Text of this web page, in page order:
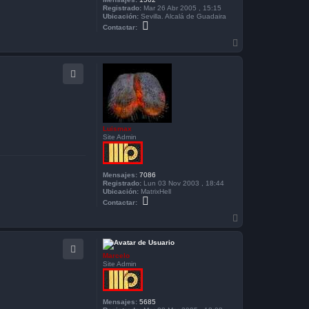
Registrado: Mar 26 Abr 2005 , 15:15
Ubicación: Sevilla. Alcalá de Guadaira
Contactar:
a
c
t
a
r
d
e
i
v
r
r
Luismax
Site Admin
Mensajes: 7086
Registrado: Lun 03 Nov 2003 , 18:44
Ubicación: MatrixHell
Contactar:
a
c
s
m
r
r
Marcelo
Site Admin
Mensajes: 5685